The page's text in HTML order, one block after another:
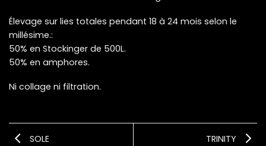
Élevage sur lies totales pendant 18 à 24 mois selon le
millésime.:
50% en Stockinger de 500L.
50% en amphores.
Ni collage ni filtration.
SOLE TRINITY